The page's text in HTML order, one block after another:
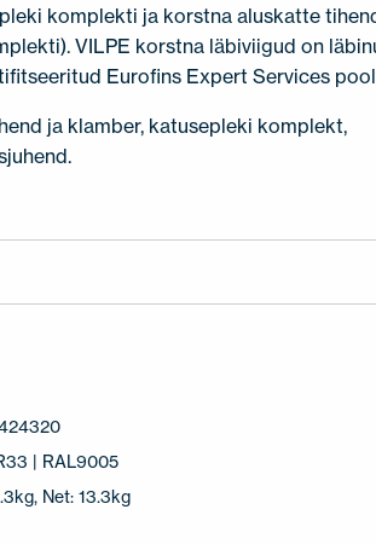
komplekti ja korstna aluskatte
VILPE korstna läbiviigud on
Eurofins Expert Services
ja klamber, katusepleki komplekt,
| RAL9005
Net: 13.3kg